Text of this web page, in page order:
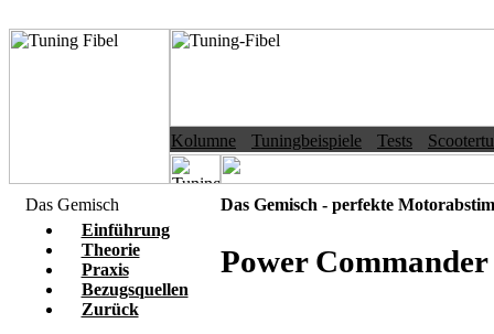
Kolumne Tuningbeispiele Tests
Das Gemisch
Einführung
Theorie
Praxis
Bezugsquellen
Zurück
Das Gemisch - perfekte
Power